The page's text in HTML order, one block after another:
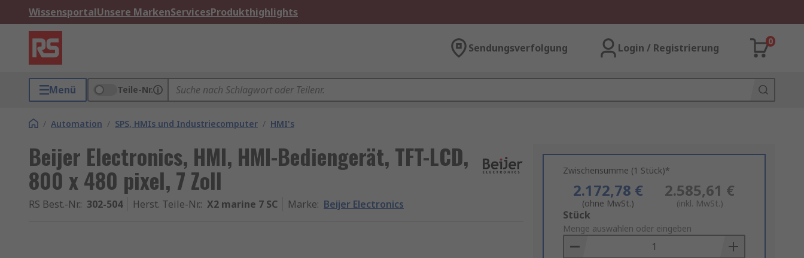
WissensportalUnsere MarkenServicesProdukthighlights
Sendungsverfolgung Login / Registrierung
0
Menü Teile-Nr.
/ Automation / SPS, HMIs und Industriecomputer / HMI's
Beijer Electronics, HMI, HMI-Bediengerät, TFT-LCD,
800 x 480 pixel, 7 Zoll
RS Best.-Nr.: 302-504 Herst. Teile-Nr.: X2 marine 7 SC Marke: Beijer Electronics
Zwischensumme (1 Stück)*
2.172,78 €
(ohne MwSt.)
2.585,61 €
(inkl. MwSt.)
Add
to
Basket
Stück
Menge auswählen oder eingeben